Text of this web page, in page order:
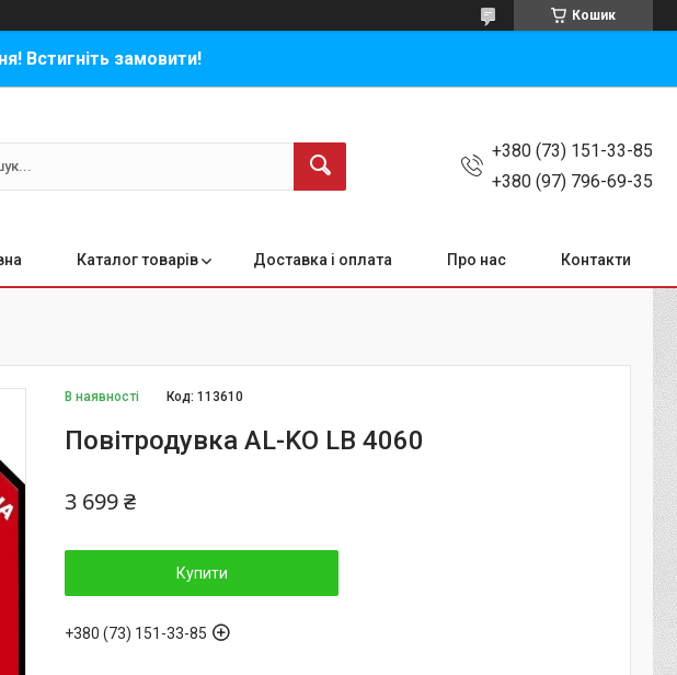
Кошик
Встигніть замовити!
+380 (73) 151-33-85
+380 (97) 796-69-35
Каталог товарів Доставка і оплата Про нас Контакти
В наявності Код:113610
Повітродувка AL-KO LB 4060
3 699 ₴
Купити
+380 (73) 151-33-85